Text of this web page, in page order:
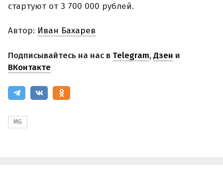
стартуют от 3 700 000 рублей.
Автор: Иван Бахарев
Подписывайтесь на нас в Telegram,Дзен и
ВКонтакте
MG